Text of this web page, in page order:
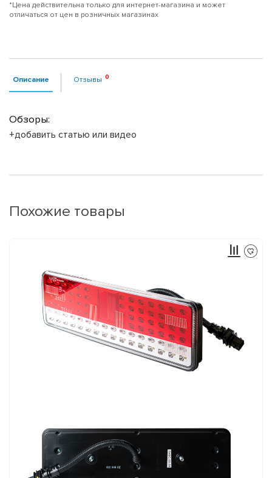
*Цена действительна только для интернет-магазина и может
отличаться от цен в розничных магазинах
Описание Отзывы
Обзоры:
+добавить статью или видео
Похожие товары